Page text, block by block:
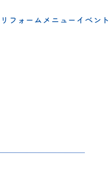
リフォームメニュー イベント